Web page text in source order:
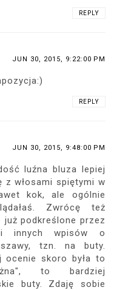
REPLY
JUN 30, 2015, 9:22:00 PM
REPLY
JUN 30, 2015, 9:48:00 PM
luźna bluza lepiej
z włosami spiętymi w
kok, ale ogólnie
Zwrócę też
już podkreślone przez
innych wpisów o
tzn. na buty.
ocenie skoro była to
to bardziej
buty. Zdaję sobie